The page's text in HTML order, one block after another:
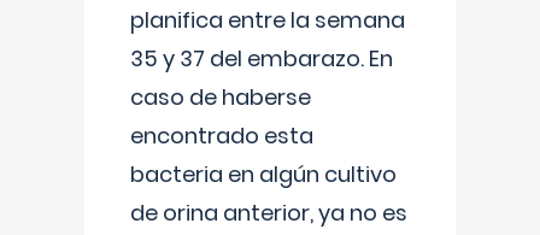
planifica entre la semana
35 y 37 del embarazo. En
caso de haberse
encontrado esta
bacteria en algún cultivo
de orina anterior, ya no es